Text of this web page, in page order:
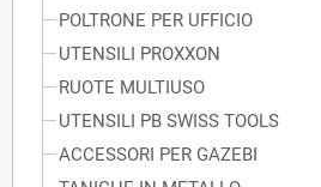
POLTRONE PER UFFICIO
UTENSILI PROXXON
RUOTE MULTIUSO
UTENSILI PB SWISS TOOLS
ACCESSORI PER GAZEBI